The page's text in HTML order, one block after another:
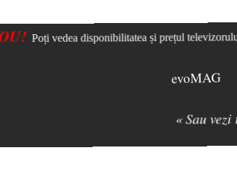
Poți vedea disponibilitatea și prețul
evoMAG
« Sau